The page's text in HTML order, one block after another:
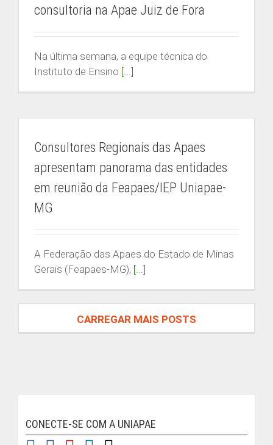
consultoria na Apae Juiz de Fora
Na última semana, a equipe técnica do
Instituto de Ensino [...]
Consultores Regionais das Apaes
apresentam panorama das entidades
em reunião da Feapaes/IEP Uniapae-
MG
A Federação das Apaes do Estado de Minas
Gerais (Feapaes-MG), [...]
CARREGAR MAIS POSTS
CONECTE-SE COM A UNIAPAE
Belo Horizonte / Minas Gerais
(31) 3291-6558
08h às 12h e 13h às 18h
Whatsapp: (31) 9 9832-6159
secretariaacademica.iep@apaemg.org.br
ENCONTRE UM CONTEÚDO
resultados
para:
ÁREA DO ALUNO
| © Copyright2026 | FEAPAES MG